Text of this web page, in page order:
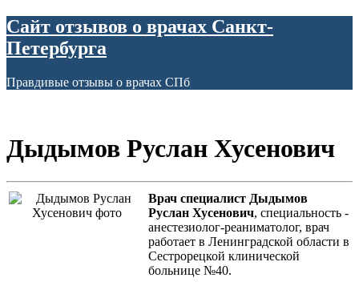
Сайт отзывов о врачах Санкт-
Петербурга
Правдивые отзывы о врачах СПб
Дыдымов Руслан Хусенович
Врач специалист Дыдымов
Руслан Хусенович, специальность -
анестезиолог-реаниматолог, врач
работает в Ленинградской области в
Сестрорецкой клинической
больнице №40.